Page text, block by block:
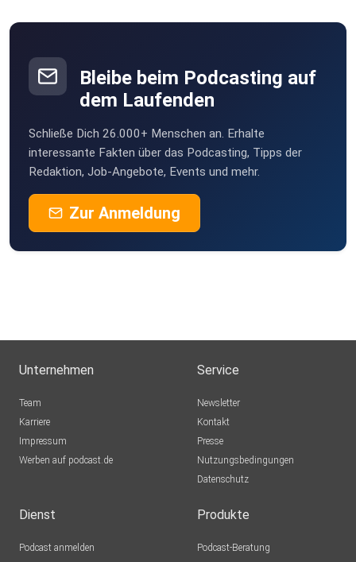
Bleibe beim Podcasting auf
dem Laufenden
Schließe Dich 26.000+ Menschen an. Erhalte
interessante Fakten über das Podcasting, Tipps der
Redaktion, Job-Angebote, Events und mehr.
Zur Anmeldung
Unternehmen
Team
Karriere
Impressum
Werben auf podcast.de
Service
Newsletter
Kontakt
Presse
Nutzungsbedingungen
Datenschutz
Dienst
Podcast anmelden
Produkte
Podcast-Beratung